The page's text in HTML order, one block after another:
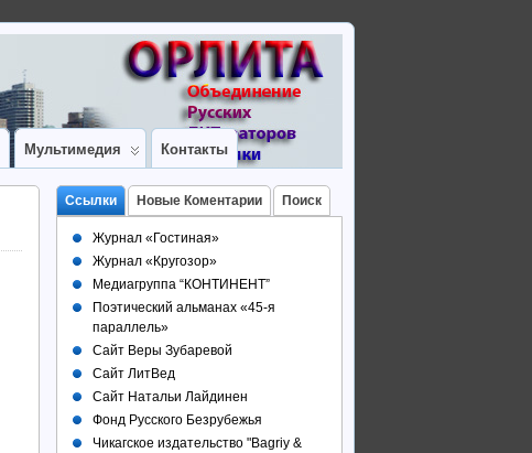
Мультимедия Контакты
Ссылки Новые Коментарии Поиск
Журнал «Гостиная»
Журнал «Кругозор»
Медиагруппа “КОНТИНЕНТ”
Поэтический альманах «45-я
параллель»
Сайт Веры Зубаревой
Сайт ЛитВед
Сайт Натальи Лайдинен
Фонд Русского Безрубежья
Чикагское издательство "Bagriy &